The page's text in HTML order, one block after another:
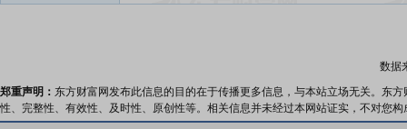
运动控制产品与解决方案,持续为客户创造最大价值”为企业
舍、点点滴滴的持续努力来成就客户梦想和实现共同成长
二十多年如一日的产品创新、市场开拓和应用服务,雷赛已
球产销规模领先的运动控制产品和解决方案提供商。由于
品兼具稳定可靠和性能优越的双重优势,在电子、半导体、
数据
郑重声明： 东方财富网发布此信息的目的在于传播更多信息，与本站立场无关。东
性、完整性、有效性、及时性、原创性等。相关信息并未经过本网站证实，不对您